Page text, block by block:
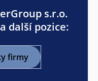
s.r.o.
další pozice:
firmy